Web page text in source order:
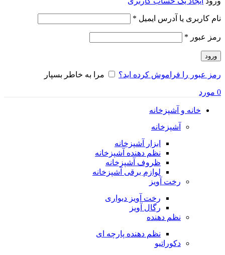
نام کاربری یا آدرس ایمیل *
رمز عبور *
ورود
رمز عبور را فراموش کرده اید؟ مرا به خاطر بسپار
0 مورد
خانه و آشپزخانه
آشپزخانه
ابزار آشپزخانه
نظم دهنده آشپزخانه
ظروف آشپزخانه
لوازم برقی آشپزخانه
رخت آویز
رخت آویز دیواری
رگال آویز
نظم دهنده
نظم دهنده پارچه ای
دکوراتیو